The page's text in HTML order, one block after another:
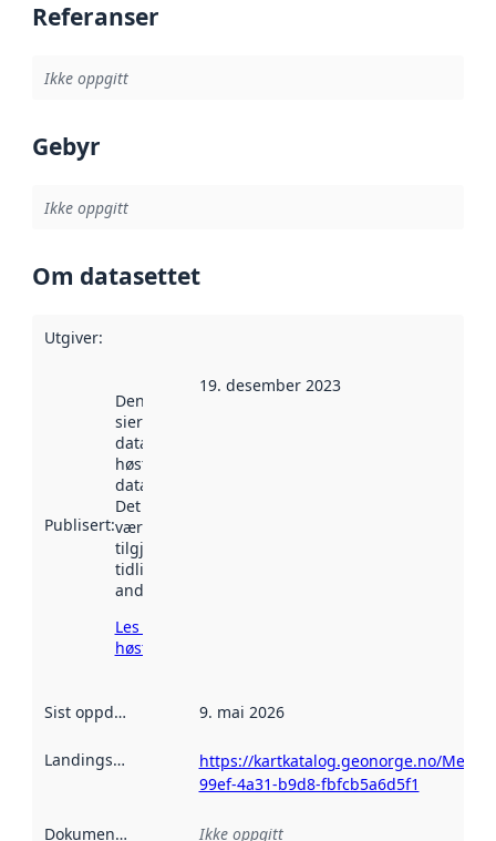
Referanser
Ikke oppgitt
Gebyr
Ikke oppgitt
Om datasettet
Utgiver:
Publisert:
Denne datoen
sier når
datasettet ble
høstet av
data.norge.no.
Det kan ha
vært
tilgjengelig
tidligere
andre steder.
Les mer om
høsting her
19. desember 2023
Sist oppdatert 9. mai 2026
Landingsside
https://kartkatalog.geonorge.no/
99ef-4a31-b9d8-fbfcb5a6d5f1
Dokumentasjon Ikke oppgitt